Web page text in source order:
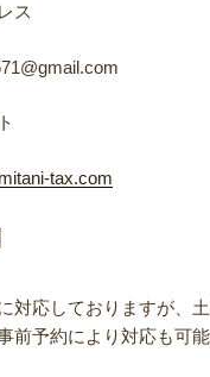
ス
tax.com
対応しておりますが、
前予約により対応も可能